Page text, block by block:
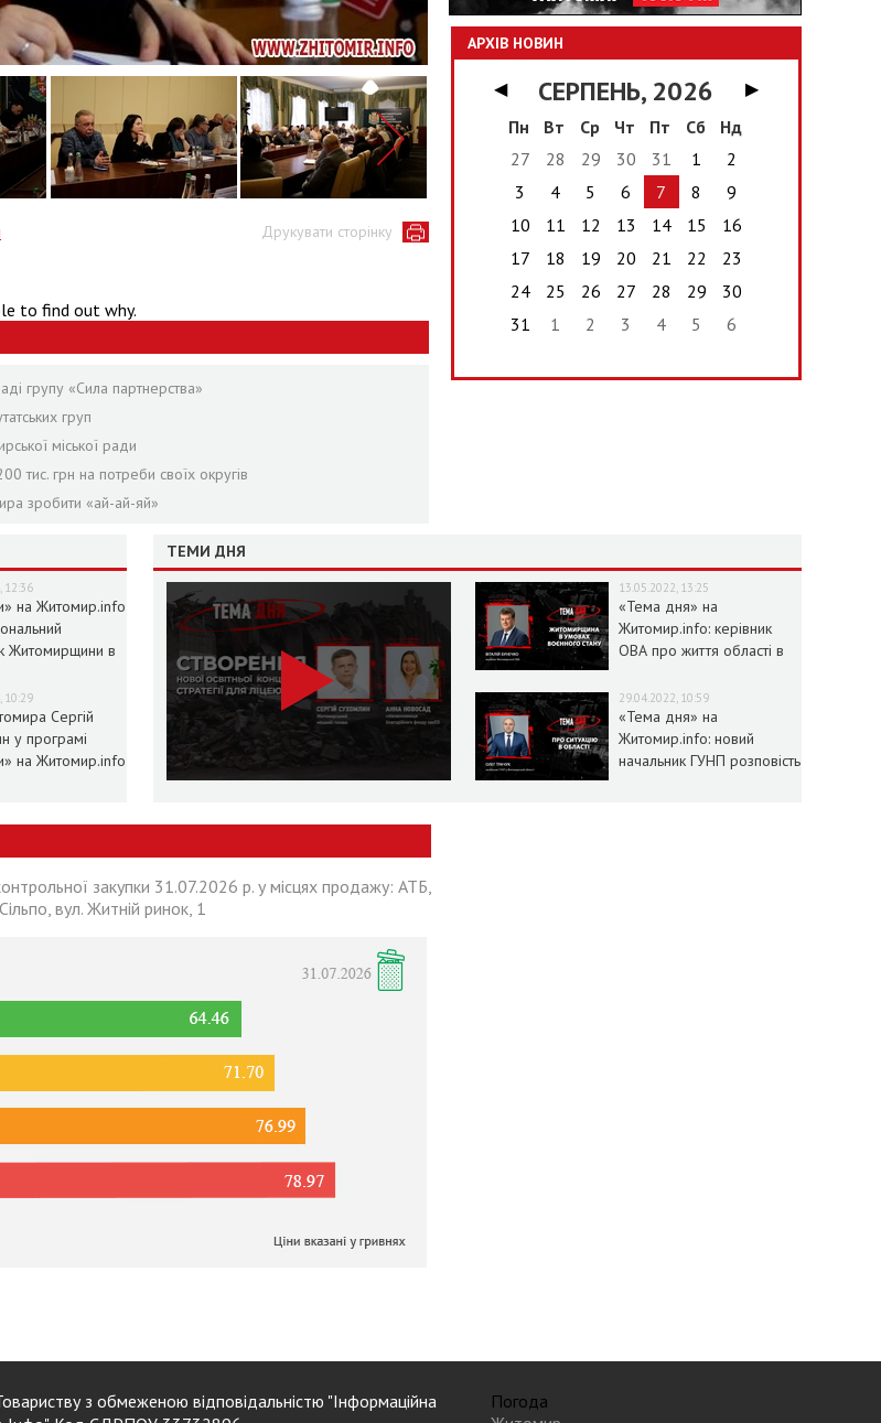
Друкувати сторінку
to find out why.
групу «Сила партнерства»
груп
міської ради
тис. грн на потреби своїх округів
зробити «ай-ай-яй»
АРХІВ НОВИН
◀ СЕРПЕНЬ, 2026
▶
Пн
Вт Ср Чт Пт Сб
Нд
27
28 29 30 31 1
2
3
4 5 6 7 8
9
10
11 12 13 14 15
16
17
18 19 20 21 22
23
24
25 26 27 28 29
30
31
1 2 3 4 5 6
12:36
на Житомир.info
Житомирщини в
10:29
Сергій
у програмі
на Житомир.info
ТЕМИ ДНЯ
13.05.2022, 13:25
«Тема дня» на
Житомир.info: керівник
ОВА про життя області в
29.04.2022, 10:59
«Тема дня» на
Житомир.info: новий
начальник ГУНП розповість
закупки 31.07.2026 р. у місцях продажу: АТБ,
вул. Житній ринок, 1
з обмеженою відповідальністю "Інформаційна
Погода